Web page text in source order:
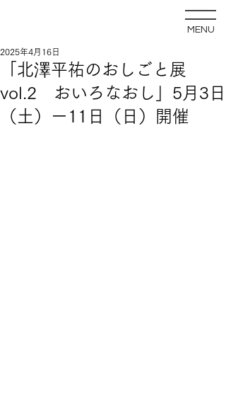
MENU
「北澤平祐のおしごと展
vol.2 おいろなおし」5月3日
（土）ー11日（日）開催
2025年4月16日